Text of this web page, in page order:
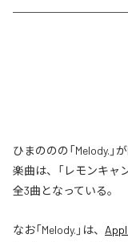
ひまののの「Melody.
楽曲は、「レモンキャ
全3曲となっている。
なお「Melody. 」は、